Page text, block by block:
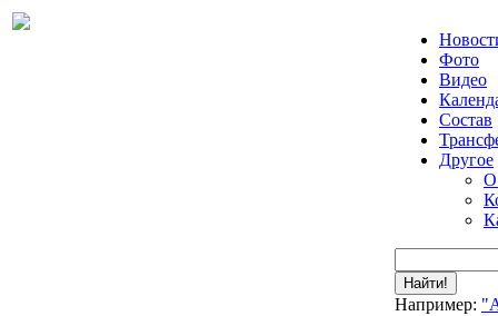
Фото
Видео
Состав
Другое
О
Найти!
Например: